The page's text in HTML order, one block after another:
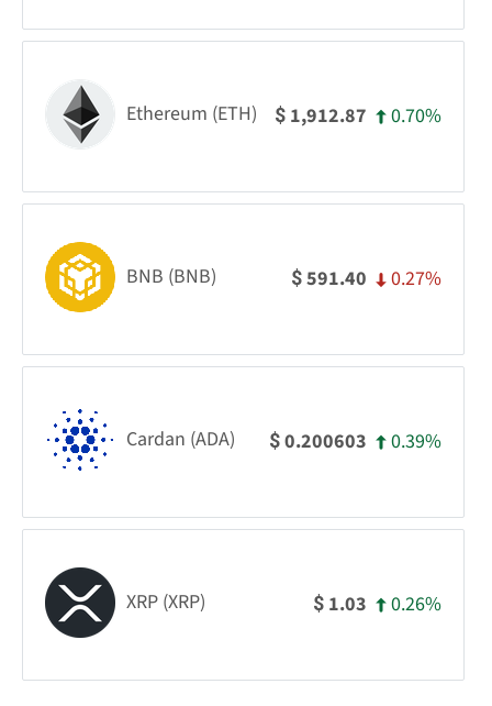
Ethereum (ETH) $ 1,912.87 0.70%
BNB (BNB) $591.40 0.27%
Cardan (ADA) $0.200603 0.39%
XRP (XRP) $ 1.03 0.26%